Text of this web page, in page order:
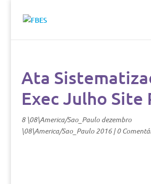
Ata
Exec Julho Site
8 \08\America/Sao_Paulo dezembro
\08\America/Sao_Paulo 2016|0